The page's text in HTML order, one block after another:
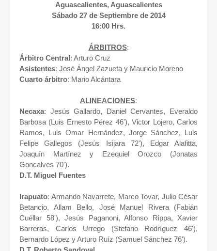
Aguascalientes, Aguascalientes
Sábado 27 de Septiembre de 2014
16:00 Hrs.
ÁRBITROS:
Árbitro Central: Arturo Cruz
Asistentes: José Ángel Zazueta y Mauricio Moreno
Cuarto árbitro: Mario Alcántara
ALINEACIONES:
Necaxa: Jesús Gallardo, Daniel Cervantes, Everaldo
Barbosa (Luis Ernesto Pérez 46'), Victor Lojero, Carlos
Ramos, Luis Omar Hernández, Jorge Sánchez, Luis
Felipe Gallegos (Jesús Isijara 72'), Edgar Alafitta,
Joaquín Martínez y Ezequiel Orozco (Jonatas
Goncalves 70').
D.T. Miguel Fuentes
Irapuato: Armando Navarrete, Marco Tovar, Julio César
Betancio, Allam Bello, José Manuel Rivera (Fabián
Cuéllar 58'), Jesús Paganoni, Alfonso Rippa, Xavier
Barreras, Carlos Urrego (Stefano Rodríguez 46'),
Bernardo López y Arturo Ruíz (Samuel Sánchez 76').